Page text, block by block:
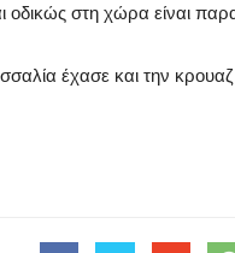
οδικώς στη χώρα είναι
έχασε και την